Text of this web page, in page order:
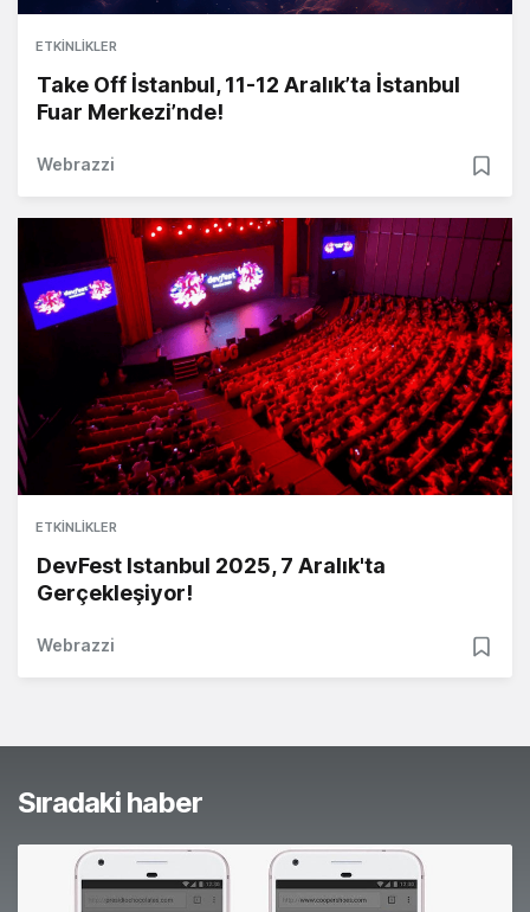
ETKINLIKLER
Take Off İstanbul, 11-12 Aralık’ta İstanbul
Fuar Merkezi’nde!
Webrazzi
ETKINLIKLER
DevFest Istanbul 2025, 7 Aralık'ta
Gerçekleşiyor!
Webrazzi
Sıradaki haber